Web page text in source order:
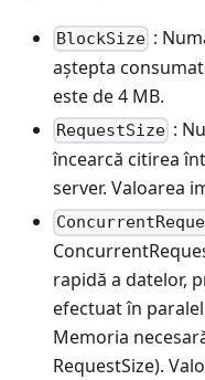
BlockSize :
aștepta
este de 4 MB.
RequestSize :
încearcă citirea
server. Valoarea
rapidă a datelor,
efectuat în
Memoria
RequestSize).